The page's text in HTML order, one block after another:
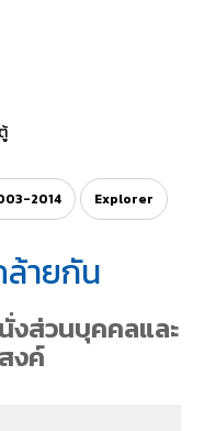
ตู้
2014 Explorer
ายกัน
งส่วนบุคคลและ
งค์